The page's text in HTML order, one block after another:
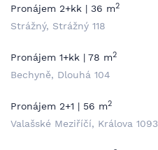
Pronájem 2+kk | 36 m2
Strážný, Strážný 118
Pronájem 1+kk | 78 m2
Bechyně, Dlouhá 104
Pronájem 2+1 | 56 m2
Valašské Meziříčí, Králova 1093